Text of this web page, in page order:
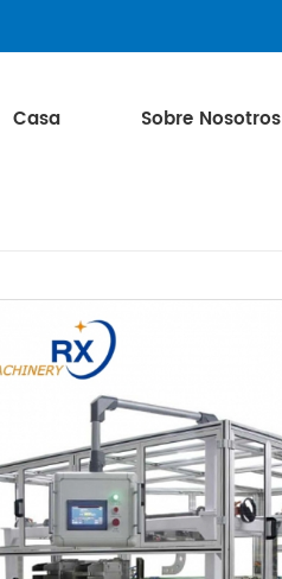
Casa Sobre Nosotros